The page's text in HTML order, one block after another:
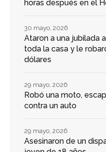
horas después en el
Ataron a una jubilada
toda la casa y le
dólares
30 mayo, 2026
Robó una moto,
contra un auto
29 mayo, 2026
Asesinaron de un
29 mayo, 2026